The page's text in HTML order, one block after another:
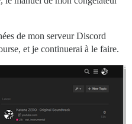
de mon serveur Discord
et je continuerai à le faire.